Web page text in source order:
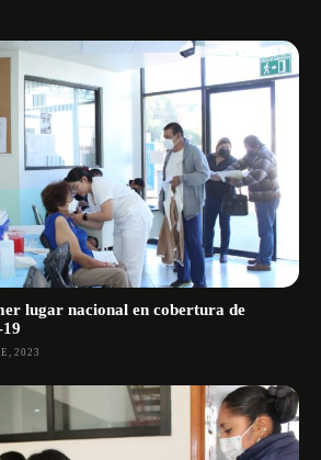
lugar nacional en cobertura de
2023